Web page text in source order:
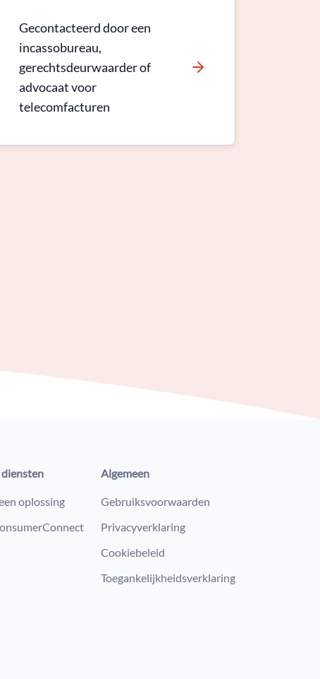
Gecontacteerd door een
incassobureau,
gerechtsdeurwaarder of
advocaat voor
telecomfacturen
oplossing
Algemeen
Gebruiksvoorwaarden
Privacyverklaring
Cookiebeleid
Toegankelijkheidsverklaring